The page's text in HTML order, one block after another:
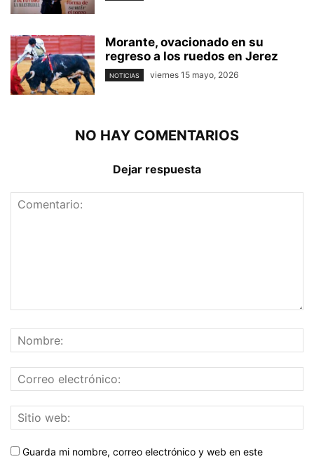
Morante, ovacionado en su
regreso a los ruedos en Jerez
NOTICIAS viernes 15 mayo, 2026
NO HAY COMENTARIOS
Dejar respuesta
Guarda mi nombre, correo electrónico y web en este